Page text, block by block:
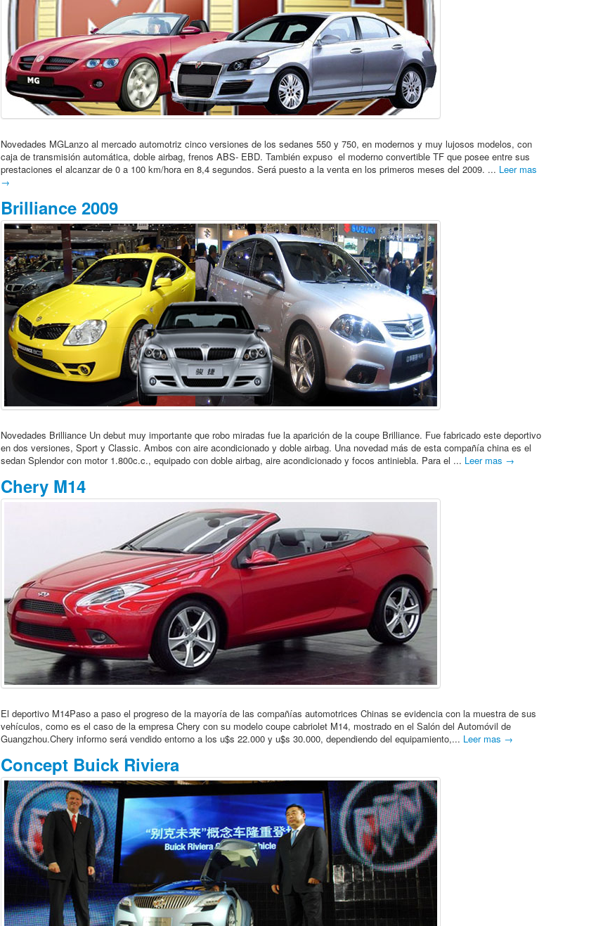
Novedades MGLanzo al mercado automotriz cinco versiones de los sedanes 550 y 750, en modernos y muy lujosos modelos, con
caja de transmisión automática, doble airbag, frenos ABS- EBD. También expuso el moderno convertible TF que posee entre sus
prestaciones el alcanzar de 0 a 100 km/hora en 8,4 segundos. Será puesto a la venta en los primeros meses del 2009. ... Leer mas
→
Brilliance 2009
Novedades Brilliance Un debut muy importante que robo miradas fue la aparición de la coupe Brilliance. Fue fabricado este deportivo
en dos versiones, Sport y Classic. Ambos con aire acondicionado y doble airbag. Una novedad más de esta compañía china es el
sedan Splendor con motor 1.800c.c., equipado con doble airbag, aire acondicionado y focos antiniebla. Para el ... Leer mas →
Chery M14
El deportivo M14Paso a paso el progreso de la mayoría de las compañías automotrices Chinas se evidencia con la muestra de sus
vehículos, como es el caso de la empresa Chery con su modelo coupe cabriolet M14, mostrado en el Salón del Automóvil de
Guangzhou.Chery informo será vendido entorno a los u$s 22.000 y u$s 30.000, dependiendo del equipamiento,... Leer mas →
Concept Buick Riviera